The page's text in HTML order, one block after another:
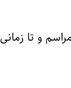
و تا زمانی